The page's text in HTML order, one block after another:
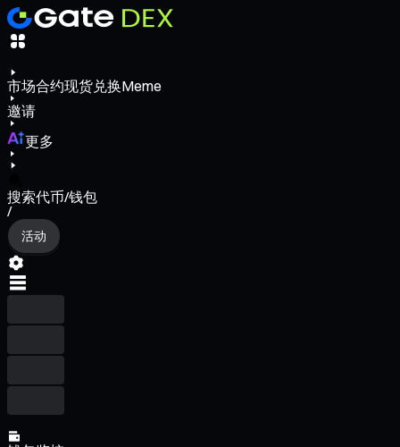
市场合约现货兑换Meme
邀请
更多
搜索代币/钱包
/
活动